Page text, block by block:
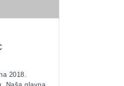
2018.